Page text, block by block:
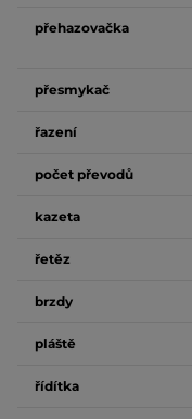
přehazovačka
přesmykač
řazení
počet převodů
kazeta
řetěz
brzdy
pláště
řídítka